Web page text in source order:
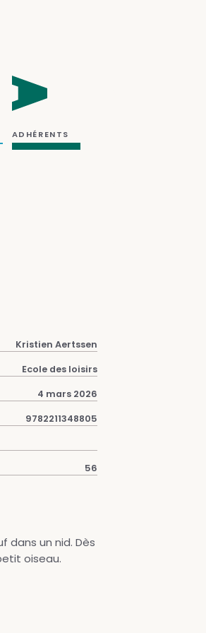
ADHÉRENTS
Kristien Aertssen
Ecole des loisirs
4 mars 2026
9782211348805
56
dans un nid. Dès
oiseau.